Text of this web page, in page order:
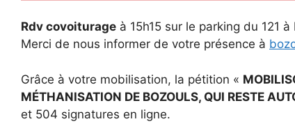
Rdv covoiturage à 15h15 sur le parking du 121 à
Merci de nous informer de votre présence à
Grâce à votre mobilisation, la pétition «
MÉTHANISATION DE BOZOULS, QUI RESTE
et 504 signatures en ligne.